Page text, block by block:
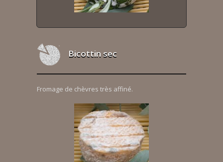
Bicottin sec
Fromage de chèvres très affiné.